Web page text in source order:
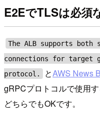
E2EでTLSは必須
The ALB supports both
connections for target
protocol.
とAWS News
gRPCプロトコルで使用
どちらでもOKです。